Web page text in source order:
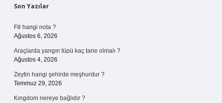
Sidebar
Son Yazılar
F# hangi nota ?
Ağustos 6, 2026
Araçlarda yangın tüpü kaç tane olmalı ?
Ağustos 4, 2026
Zeytin hangi şehirde meşhurdur ?
Temmuz 29, 2026
Kıngdom nereye bağlıdır ?